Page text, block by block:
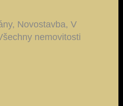
Novostavba, V
nemovitosti